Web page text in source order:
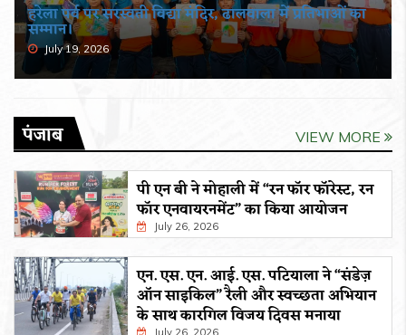
हरेला पर्व पर सरस्वती विद्या मंदिर, ढालवाला में प्रतिभाओं का
सम्मान।
July 19, 2026
पंजाब VIEW MORE
पी एन बी ने मोहाली में “रन फॉर फॉरेस्ट, रन
फॉर एनवायरनमेंट” का किया आयोजन
July 26, 2026
एन. एस. एन. आई. एस. पटियाला ने “संडेज़
ऑन साइकिल” रैली और स्वच्छता अभियान
के साथ कारगिल विजय दिवस मनाया
July 26, 2026